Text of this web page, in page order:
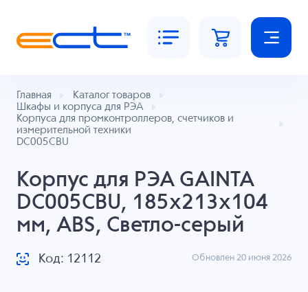
Главная
Каталог товаров
Шкафы и корпуса для РЭА
Корпуса для промконтроллеров, счетчиков и
измерительной техники
DC005CBU
Корпус для РЭА GAINTA
DC005CBU, 185x213x104
мм, ABS, Светло-серый
Код: 12112 Обновлен 20 июня 2026